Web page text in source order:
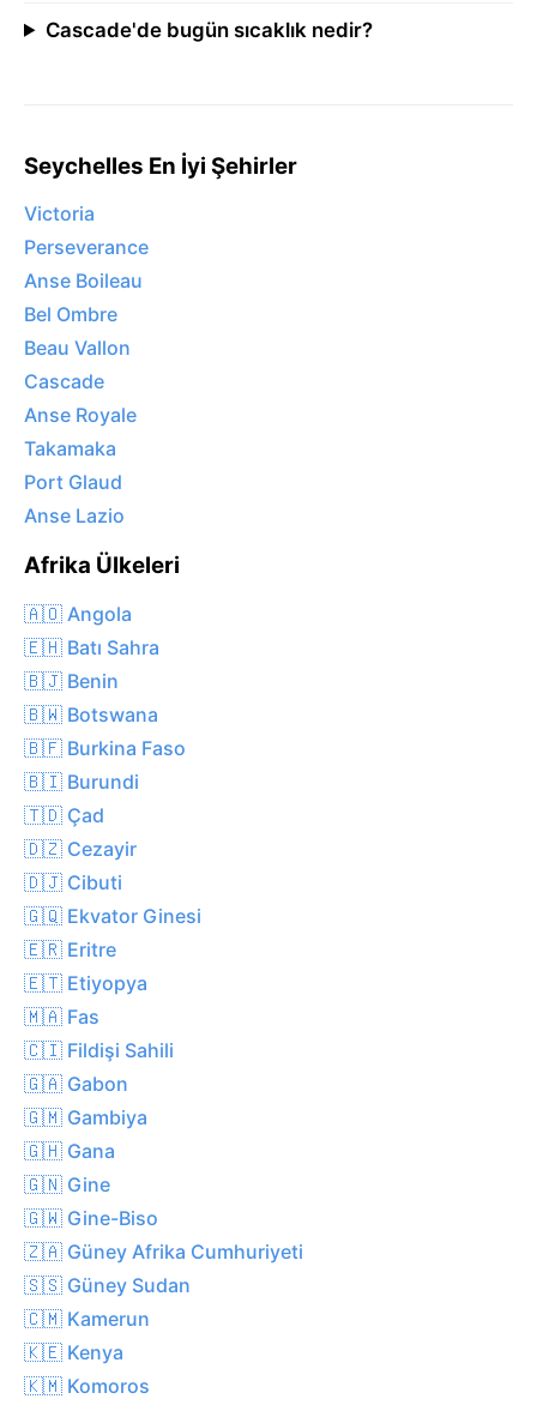
Cascade'de bugün sıcaklık nedir?
Seychelles En İyi Şehirler
Victoria
Perseverance
Anse Boileau
Bel Ombre
Beau Vallon
Cascade
Anse Royale
Takamaka
Port Glaud
Anse Lazio
Afrika Ülkeleri
🇦🇴 Angola
🇪🇭 Batı Sahra
🇧🇯 Benin
🇧🇼 Botswana
🇧🇫 Burkina Faso
🇧🇮 Burundi
🇹🇩 Çad
🇩🇿 Cezayir
🇩🇯 Cibuti
🇬🇶 Ekvator Ginesi
🇪🇷 Eritre
🇪🇹 Etiyopya
🇲🇦 Fas
🇨🇮 Fildişi Sahili
🇬🇦 Gabon
🇬🇲 Gambiya
🇬🇭 Gana
🇬🇳 Gine
🇬🇼 Gine-Biso
🇿🇦 Güney Afrika Cumhuriyeti
🇸🇸 Güney Sudan
🇨🇲 Kamerun
🇰🇪 Kenya
🇰🇲 Komoros